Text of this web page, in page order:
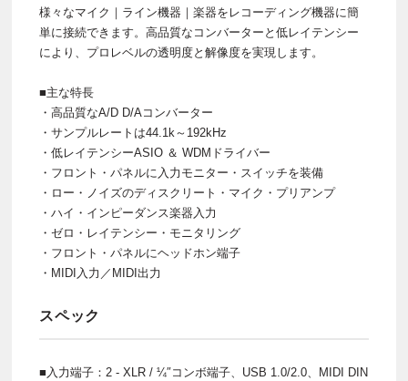
様々なマイク｜ライン機器｜楽器をレコーディング機器に簡
単に接続できます。高品質なコンバーターと低レイテンシー
により、プロレベルの透明度と解像度を実現します。
■主な特長
・高品質なA/D D/Aコンバーター
・サンプルレートは44.1k～192kHz
・低レイテンシーASIO ＆ WDMドライバー
・フロント・パネルに入力モニター・スイッチを装備
・ロー・ノイズのディスクリート・マイク・プリアンプ
・ハイ・インピーダンス楽器入力
・ゼロ・レイテンシー・モニタリング
・フロント・パネルにヘッドホン端子
・MIDI入力／MIDI出力
スペック
■入力端子：2 - XLR / ¼″コンボ端子、USB 1.0/2.0、MIDI DIN